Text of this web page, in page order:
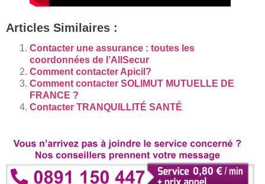
Articles Similaires :
Contacter une assurance : toutes les
coordonnées de l’AllSecur
Comment contacter Apicil?
Comment contacter SOLIMUT MUTUELLE DE
FRANCE ?
Contacter TRANQUILLITÉ SANTÉ